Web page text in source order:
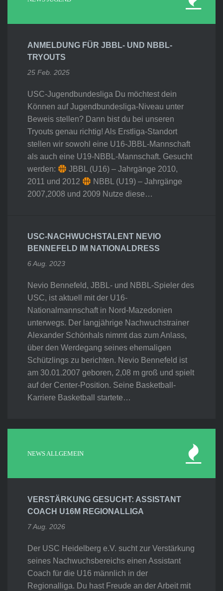
ANMELDUNG FÜR JBBL- UND NBBL-
TRYOUTS
25 Feb. 2025
USC-Jugendbundesliga Du möchtest dein
Können auf Jugendbundesliga-Niveau unter
Beweis stellen? Dann bist du bei unseren
Tryouts genau richtig! Als Erstliga-Standort
stellen wir sowohl eine U16-JBBL-Mannschaft
als auch eine U19-NBBL-Mannschaft. Gesucht
werden:
JBBL (U16) – Jahrgänge 2010,
2011 und 2012
NBBL (U19) – Jahrgänge
2007,2008 und 2009 Nutze diese…
USC-NACHWUCHSTALENT NEVIO
BENNEFELD IM NATIONALDRESS
6 Aug. 2023
Nevio Bennefeld, JBBL- und NBBL-Spieler des
USC, ist aktuell mit der U16-
Nationalmannschaft in Nord-Mazedonien
unterwegs. Der langjährige Nachwuchstrainer
Alexander Schönhals nimmt das zum Anlass,
über den Werdegang seines ehemaligen
Schützlings zu berichten. Nevio Bennefeld ist
am 30.01.2007 geboren, 2,08 m groß und spielt
auf der Center-Position. Seine Basketball-
Karriere Basketball startete…
NEWS ALLGEMEIN
VERSTÄRKUNG GESUCHT: ASSISTANT
COACH U16M REGIONALLIGA
7 Aug. 2026
Der USC Heidelberg e.V. sucht zur Verstärkung
seines Nachwuchsbereichs einen Assistant
Coach für die U16 männlich in der
Regionalliga. Du hast Freude an der Arbeit mit